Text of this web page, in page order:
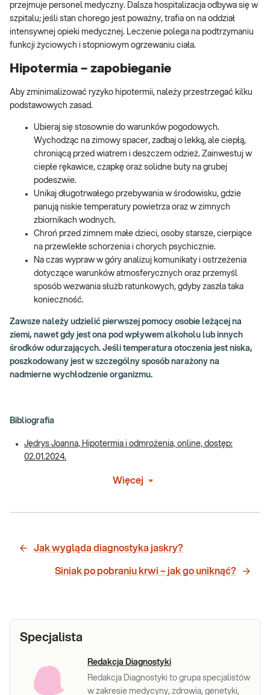
przejmuje personel medyczny. Dalsza hospitalizacja odbywa się w
szpitalu; jeśli stan chorego jest poważny, trafia on na oddział
intensywnej opieki medycznej. Leczenie polega na podtrzymaniu
funkcji życiowych i stopniowym ogrzewaniu ciała.
Hipotermia – zapobieganie
Aby zminimalizować ryzyko hipotermii, należy przestrzegać kilku
podstawowych zasad.
Ubieraj się stosownie do warunków pogodowych.
Wychodząc na zimowy spacer, zadbaj o lekką, ale ciepłą,
chroniącą przed wiatrem i deszczem odzież. Zainwestuj w
ciepłe rękawice, czapkę oraz solidne buty na grubej
podeszwie.
Unikaj długotrwałego przebywania w środowisku, gdzie
panują niskie temperatury powietrza oraz w zimnych
zbiornikach wodnych.
Chroń przed zimnem małe dzieci, osoby starsze, cierpiące
na przewlekłe schorzenia i chorych psychicznie.
Na czas wypraw w góry analizuj komunikaty i ostrzeżenia
dotyczące warunków atmosferycznych oraz przemyśl
sposób wezwania służb ratunkowych, gdyby zaszła taka
konieczność.
Zawsze należy udzielić pierwszej pomocy osobie leżącej na
ziemi, nawet gdy jest ona pod wpływem alkoholu lub innych
środków odurzających. Jeśli temperatura otoczenia jest niska,
poszkodowany jest w szczególny sposób narażony na
nadmierne wychłodzenie organizmu.
Bibliografia
Jędrys Joanna, Hipotermia i odmrożenia, online, dostęp:
02.01.2024.
Więcej
Jak wygląda diagnostyka jaskry?
Siniak po pobraniu krwi – jak go uniknąć?
Specjalista
Redakcja Diagnostyki
Redakcja Diagnostyki to grupa specjalistów
w zakresie medycyny, zdrowia, genetyki,